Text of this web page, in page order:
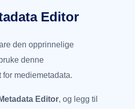
Editor
den opprinnelige
denne
mediemetadata.
Editor, og legg til